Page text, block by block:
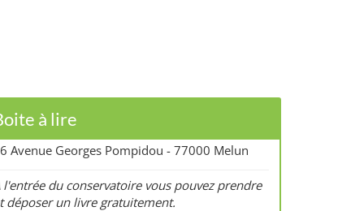
à lire
Avenue Georges Pompidou - 77000 Melun
l'entrée du conservatoire vous pouvez prendre
déposer un livre gratuitement.